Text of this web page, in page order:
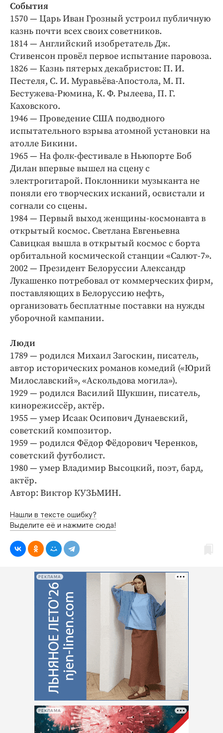
Блоги
Издания
Медиаперсона
Интересное чтиво
Клиника года
Бренд года
Работодатель года
События
1570 — Царь Иван Грозный устроил публичную
казнь почти всех своих советников.
1814 — Английский изобретатель Дж.
Стивенсон провёл первое испытание паровоза.
1826 — Казнь пятерых декабристов: П. И.
Пестеля, С. И. Муравьёва-Апостола, М. П.
Бестужева-Рюмина, К. Ф. Рылеева, П. Г.
Каховского.
1946 — Проведение США подводного
испытательного взрыва атомной установки на
атолле Бикини.
1965 — На фолк-фестивале в Ньюпорте Боб
Дилан впервые вышел на сцену с
электрогитарой. Поклонники музыканта не
поняли его творческих исканий, освистали и
согнали со сцены.
1984 — Первый выход женщины-космонавта в
открытый космос. Светлана Евгеньевна
Савицкая вышла в открытый космос с борта
орбитальной космической станции «Салют-7».
2002 — Президент Белоруссии Александр
Лукашенко потребовал от коммерческих фирм,
поставляющих в Белоруссию нефть,
организовать бесплатные поставки на нужды
уборочной кампании.
Люди
1789 — родился Михаил Загоскин, писатель,
автор исторических романов комедий («Юрий
Милославский», «Аскольдова могила»).
1929 — родился Василий Шукшин, писатель,
кинорежиссёр, актёр.
1955 — умер Исаак Осипович Дунаевский,
советский композитор.
1959 — родился Фёдор Фёдорович Черенков,
советский футболист.
1980 — умер Владимир Высоцкий, поэт, бард,
актёр.
Автор: Виктор КУЗЬМИН.
Нашли в тексте ошибку?
Выделите её и нажмите сюда!
РЕКЛАМА
РЕКЛАМА